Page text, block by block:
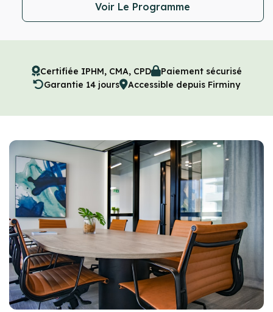
Voir Le Programme
Certifiée IPHM, CMA, CPD
Paiement sécurisé
Garantie 14 jours
Accessible depuis Firminy